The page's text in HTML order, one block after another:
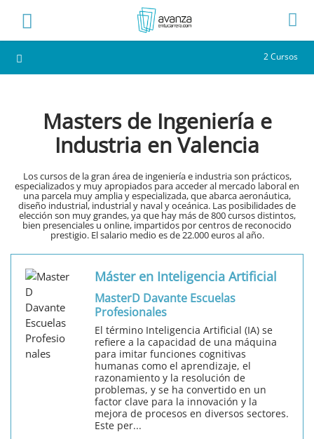
2 Cursos
Masters de Ingeniería e
Industria en Valencia
Los cursos de la gran área de ingeniería e industria son prácticos,
especializados y muy apropiados para acceder al mercado laboral en
una parcela muy amplia y especializada, que abarca aeronáutica,
diseño industrial, industrial y naval y oceánica. Las posibilidades de
elección son muy grandes, ya que hay más de 800 cursos distintos,
bien presenciales u online, impartidos por centros de reconocido
prestigio. El salario medio es de 22.000 euros al año.
Máster en Inteligencia Artificial
MasterD Davante Escuelas
Profesionales
El término Inteligencia Artificial (IA) se
refiere a la capacidad de una máquina
para imitar funciones cognitivas
humanas como el aprendizaje, el
razonamiento y la resolución de
problemas, y se ha convertido en un
factor clave para la innovación y la
mejora de procesos en diversos sectores.
Este per...